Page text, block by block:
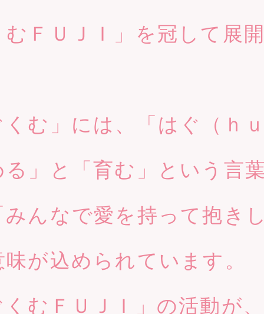
ＦＵＪＩ」を冠して展
む」には、「はぐ（ｈｕ
」と「育む」という言
んなで愛を持って抱きし
が込められています。
むＦＵＪＩ」の活動が